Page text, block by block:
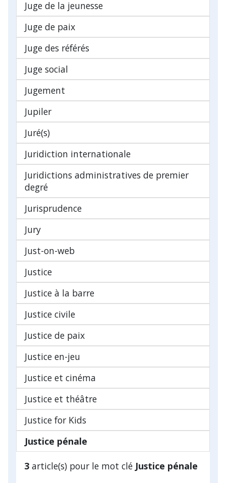
Juge de la jeunesse
Juge de paix
Juge des référés
Juge social
Jugement
Jupiler
Juré(s)
Juridiction internationale
Juridictions administratives de premier
degré
Jurisprudence
Jury
Just-on-web
Justice
Justice à la barre
Justice civile
Justice de paix
Justice en-jeu
Justice et cinéma
Justice et théâtre
Justice for Kids
Justice pénale
3 article(s) pour le mot clé Justice pénale